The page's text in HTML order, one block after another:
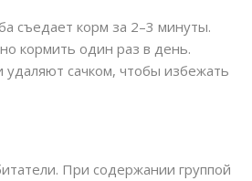
съедает корм за 2–3 минуты.
кормить один раз в день.
сачком, чтобы избежать
При содержании группой